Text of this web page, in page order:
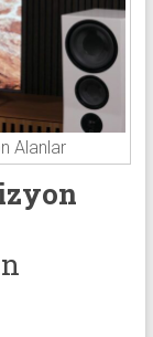
Alanlar